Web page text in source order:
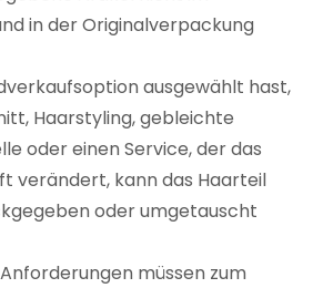
in der Originalverpackung
ausgewählt hast,
Haarstyling, gebleichte
oder einen Service, der das
verändert, kann das Haarteil
oder umgetauscht
müssen zum